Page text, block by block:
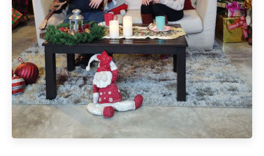
Posted by
Staff